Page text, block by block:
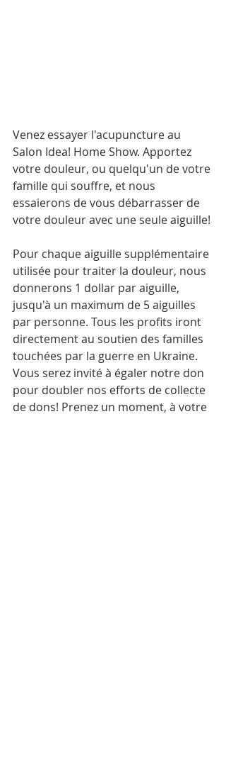
Venez essayer l'acupuncture au
Salon Idea! Home Show. Apportez
votre douleur, ou quelqu'un de votre
famille qui souffre, et nous
essaierons de vous débarrasser de
votre douleur avec une seule aiguille!
Pour chaque aiguille supplémentaire
utilisée pour traiter la douleur, nous
donnerons 1 dollar par aiguille,
jusqu'à un maximum de 5 aiguilles
par personne. Tous les profits iront
directement au soutien des familles
touchées par la guerre en Ukraine.
Vous serez invité à égaler notre don
pour doubler nos efforts de collecte
de dons! Prenez un moment, à votre